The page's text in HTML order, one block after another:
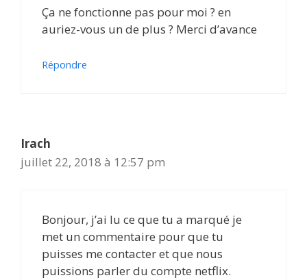
Ça ne fonctionne pas pour moi ? en
auriez-vous un de plus ? Merci d’avance
Répondre
Irach
juillet 22, 2018 à 12:57 pm
Bonjour, j’ai lu ce que tu a marqué je
met un commentaire pour que tu
puisses me contacter et que nous
puissions parler du compte netflix.